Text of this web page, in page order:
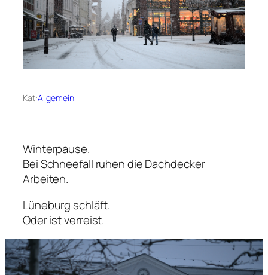
Kat:Allgemein
Winterpause.
Bei Schneefall ruhen die Dachdecker
Arbeiten.
Lüneburg schläft.
Oder ist verreist.